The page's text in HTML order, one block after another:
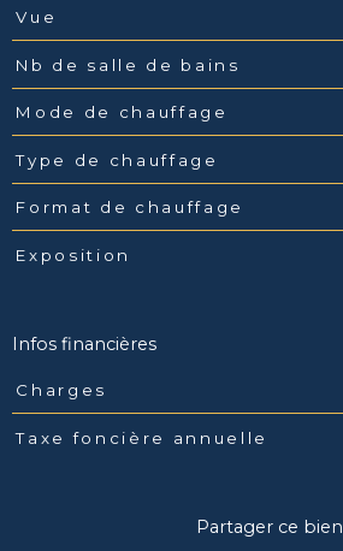
Vue
Nb de salle de bains
Mode de chauffage
Type de chauffage
Format de chauffage
Exposition
Infos financières
Caractéristiques
Charges
Taxe foncière annuelle
Partager ce bien